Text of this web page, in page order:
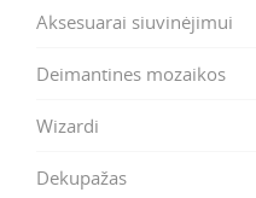
Aksesuarai siuvinėjimui
Deimantines mozaikos
Wizardi
Dekupažas